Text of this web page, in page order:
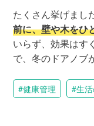
たくさん挙げまし
前に、壁や木をひ
いらず、効果はす
で、冬のドアノブ
健康管理 生